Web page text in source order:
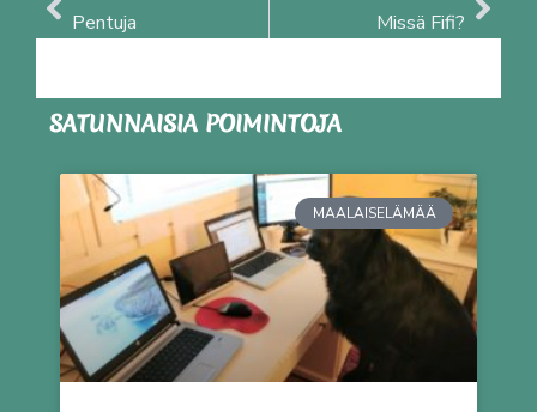
Pentuja Missä Fifi?
SATUNNAISIA POIMINTOJA
MAALAISELÄMÄÄ